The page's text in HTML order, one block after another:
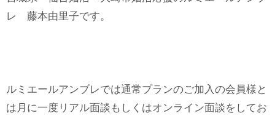
レ 藤本由里子です。
ルミエールアンブレでは通常プランのご加入の会員様と
は月に一度リアル面談もしくはオンライン面談をしてお